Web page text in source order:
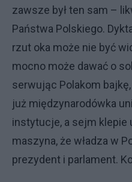
zawsze był ten sam –
Państwa Polskiego.
rzut oka może nie być
mocno może dawać o
serwując Polakom
już międzynarodówka
instytucje, a sejm klepie
maszyna, że władza w
prezydent i parlament.